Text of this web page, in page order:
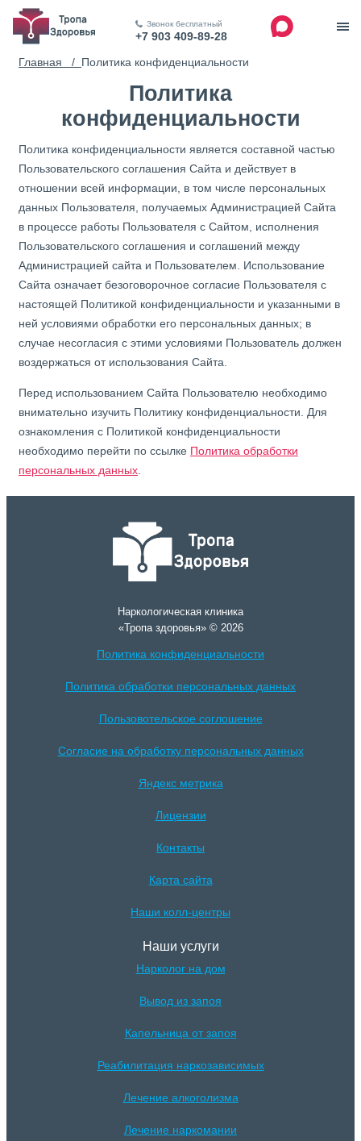
Звонок бесплатный
+7 903 409-89-28
Главная / Политика конфиденциальности
Политика
конфиденциальности
Политика конфиденциальности является составной частью
Пользовательского соглашения Сайта и действует в
отношении всей информации, в том числе персональных
данных Пользователя, получаемых Администрацией Сайта
в процессе работы Пользователя с Сайтом, исполнения
Пользовательского соглашения и соглашений между
Администрацией сайта и Пользователем. Использование
Сайта означает безоговорочное согласие Пользователя с
настоящей Политикой конфиденциальности и указанными в
ней условиями обработки его персональных данных; в
случае несогласия с этими условиями Пользователь должен
воздержаться от использования Сайта.
Перед использованием Сайта Пользователю необходимо
внимательно изучить Политику конфиденциальности. Для
ознакомления с Политикой конфиденциальности
необходимо перейти по ссылке Политика обработки
персональных данных
Наркологическая клиника
«Тропа здоровья» © 2026
Политика конфиденциальности
Политика обработки персональных данных
Пользовотельское соглошение
Согласие на обработку персональных данных
Яндекс метрика
Лицензии
Контакты
Карта сайта
Наши колл-центры
Наши услуги
Нарколог на дом
Вывод из запоя
Капельница от запоя
Реабилитация наркозависимых
Лечение алкоголизма
Лечение наркомании